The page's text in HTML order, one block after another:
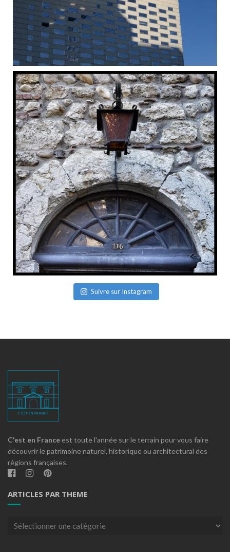
Suivre sur Instagram
C'est en France est toute l'année sur le terrain pour vous faire
découvrir le patrimoine naturel, historique ou architectural des
régions françaises.
ARTICLES PAR THEME
Articles